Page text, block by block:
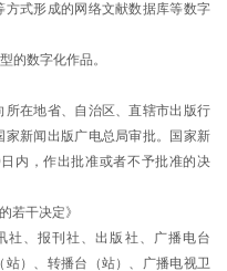
方式形成的网络文献数据库等数字
的数字化作品。
在地省、自治区、直辖市出版行
新闻出版广电总局审批。国家新
内，作出批准或者不予批准的决
若干决定》
社、报刊社、出版社、广播电台
站）、转播台（站）、广播电视卫